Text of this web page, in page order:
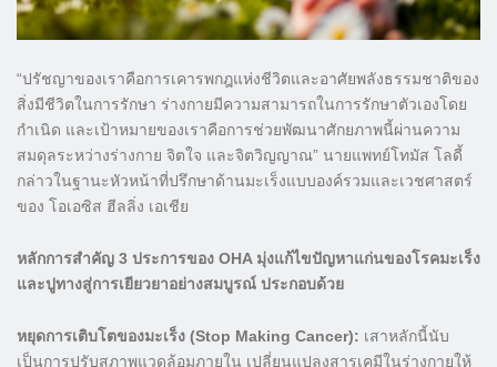
“ปรัชญาของเราคือการเคารพกฎแห่งชีวิตและอาศัยพลังธรรมชาติของ
สิ่งมีชีวิตในการรักษา ร่างกายมีความสามารถในการรักษาตัวเองโดย
กำเนิด และเป้าหมายของเราคือการช่วยพัฒนาศักยภาพนี้ผ่านความ
สมดุลระหว่างร่างกาย จิตใจ และจิตวิญญาณ” นายแพทย์โทมัส โลดี้
กล่าวในฐานะหัวหน้าที่ปรึกษาด้านมะเร็งแบบองค์รวมและเวชศาสตร์
ของ โอเอซิส ฮีลลิ่ง เอเชีย
หลักการสำคัญ 3 ประการของ OHA มุ่งแก้ไขปัญหาแก่นของโรคมะเร็ง
และปูทางสู่การเยียวยาอย่างสมบูรณ์ ประกอบด้วย
หยุดการเติบโตของมะเร็ง (Stop Making Cancer): เสาหลักนี้นับ
เป็นการปรับสภาพแวดล้อมภายใน เปลี่ยนแปลงสารเคมีในร่างกายให้